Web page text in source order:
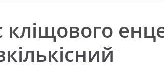
кліщового